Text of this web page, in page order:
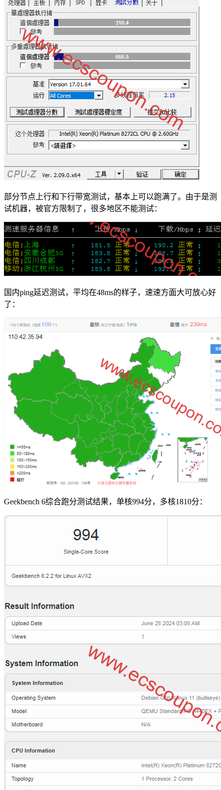
部分节点上行和下行带宽测试，基本上可以跑满了。由于是测
试机器，被官方限制了，很多地区不能测试：
国内ping延迟测试，平均在48ms的样子，速速方面大可放心好
了：
Geekbench 6综合跑分测试结果，单核994分，多核1810分：